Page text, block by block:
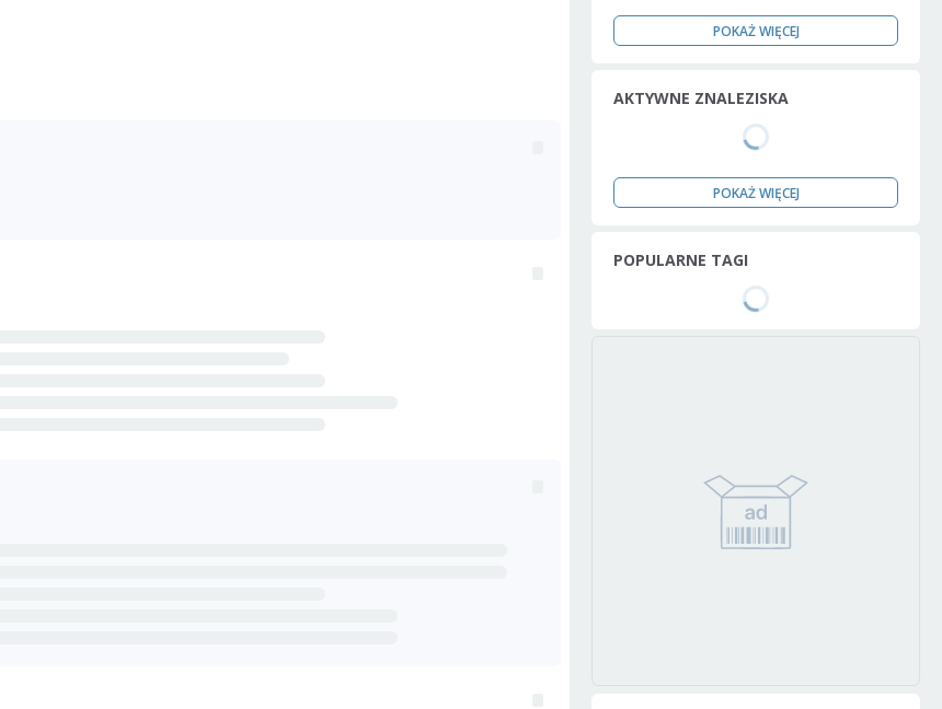
POKAŻ WIĘCEJ
AKTYWNE ZNALEZISKA
POKAŻ WIĘCEJ
POPULARNE TAGI